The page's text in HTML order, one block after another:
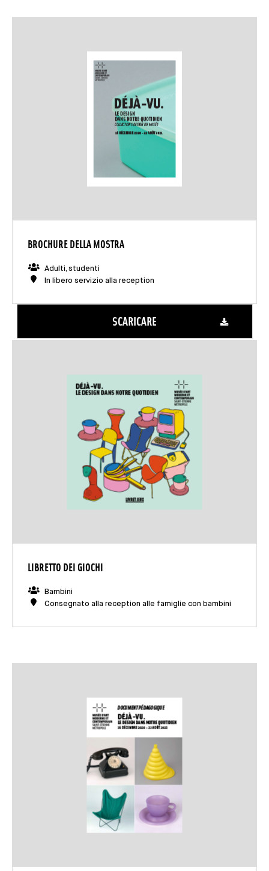
BROCHURE DELLA MOSTRA
Adulti, studenti
In libero servizio alla reception
SCARICARE
LIBRETTO DEI GIOCHI
Bambini
Consegnato alla reception alle famiglie con bambini